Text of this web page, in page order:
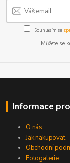
Souhlasím se
Můžete se
Informace
O nás
Jak nakupovat
Obchodní
Fotogalerie